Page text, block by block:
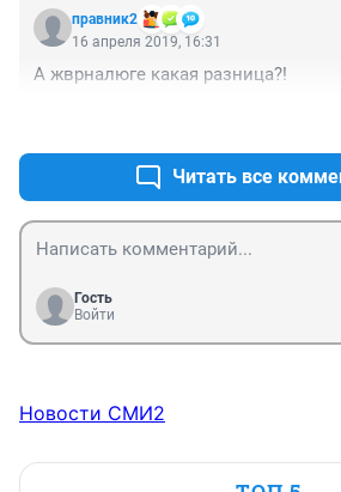
правник2
16 апреля 2019, 16:31
А жврналюге какая разница?!
Читать все
Гость
Войти
Новости СМИ2